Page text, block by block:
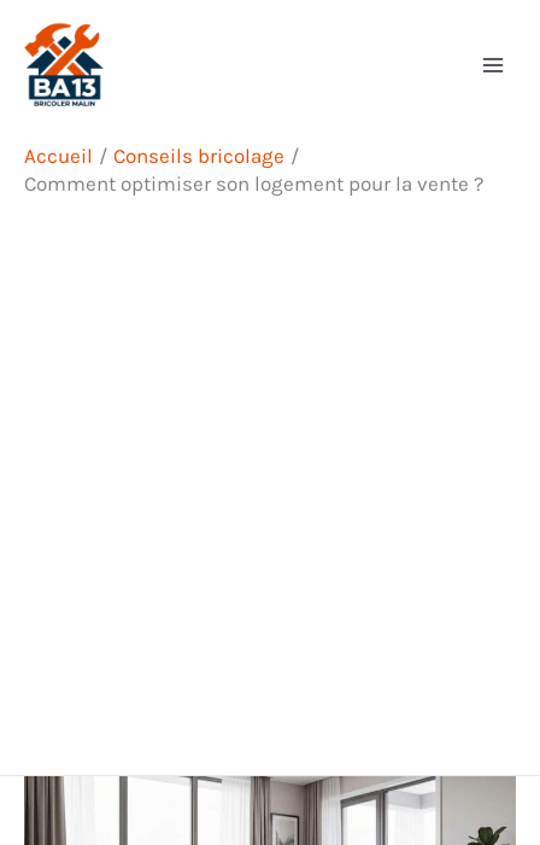
contenu
Accueil
Conseils bricolage
Comment optimiser son logement pour la vente ?
Rechercher